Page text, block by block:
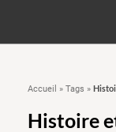
Accueil » Tags »
Histoire